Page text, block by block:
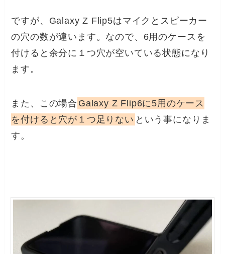
ですが、Galaxy Z Flip5はマイクとスピーカー
の穴の数が違います。なので、6用のケースを
付けると余分に１つ穴が空いている状態になり
ます。
また、この場合 Galaxy Z Flip6に5用のケース
を付けると穴が１つ足りない という事になりま
す。